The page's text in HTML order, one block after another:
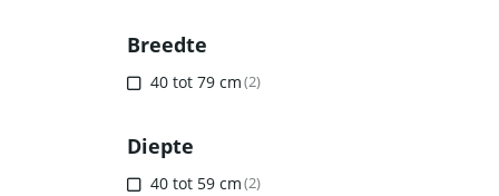
Breedte
40 tot 79 cm(2)
Diepte
40 tot 59 cm(2)